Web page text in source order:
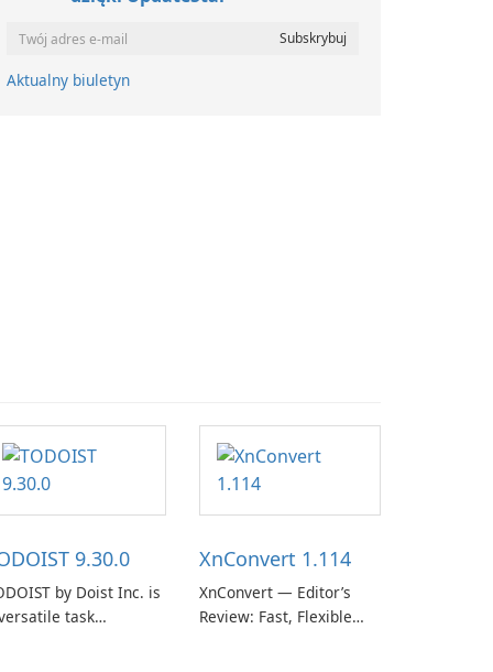
Aktualny biuletyn
9.30.0
by Doist Inc. is
task
XnConvert 1.114
XnConvert — Editor’s
Review: Fast, Flexible